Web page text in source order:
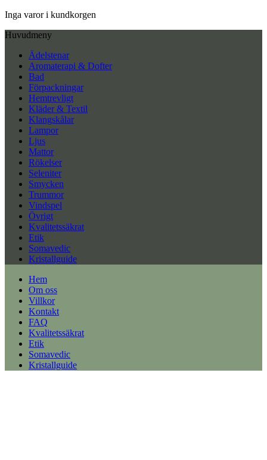
Inga varor i kundkorgen
Huvudmeny
Ädelstenar
Aromaterapi & Dofter
Bad
Förpackningar
Hemtrevligt
Kläder & Textil
Klangskålar
Lampor
Ljus
Mattor
Rökelser
Seleniter
Smycken
Trummor
Vindspel
Övrigt
Kvalitetssäkrat
Etik
Somavedic
Kristallguide
Hem
Om oss
Villkor
Kontakt
FAQ
Kvalitetssäkrat
Etik
Somavedic
Kristallguide